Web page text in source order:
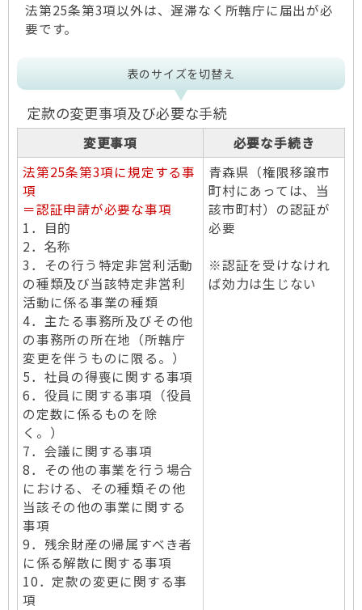
法第25条第3項以外は、遅滞なく所轄庁に届出が必
要です。
表のサイズを切替え
定款の変更事項及び必要な手続
変更事項
必要な手続き
法第25条第3項に規定する事
項
＝認証申請が必要な事項
1．目的
2．名称
3．その行う特定非営利活動
の種類及び当該特定非営利
活動に係る事業の種類
4．主たる事務所及びその他
の事務所の所在地（所轄庁
変更を伴うものに限る。）
5．社員の得喪に関する事項
6．役員に関する事項（役員
の定数に係るものを除
く。）
7．会議に関する事項
8．その他の事業を行う場合
における、その種類その他
当該その他の事業に関する
事項
9．残余財産の帰属すべき者
に係る解散に関する事項
10．定款の変更に関する事
項
青森県（権限移譲市
町村にあっては、当
該市町村）の認証が
必要
※認証を受けなけれ
ば効力は生じない